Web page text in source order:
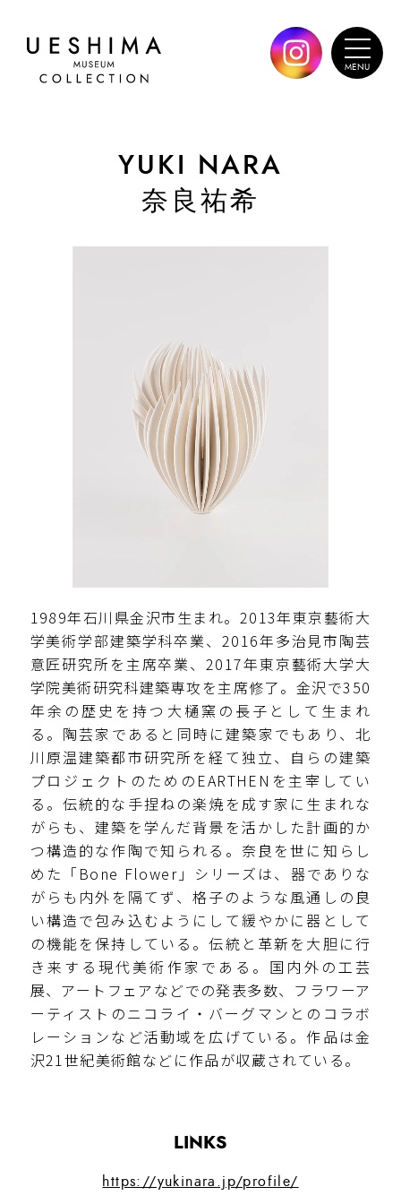
YUKI NARA
奈良祐希
1989年石川県金沢市生まれ。2013年東京藝術大
学美術学部建築学科卒業、2016年多治見市陶芸
意匠研究所を主席卒業、2017年東京藝術大学大
学院美術研究科建築専攻を主席修了。金沢で350
年余の歴史を持つ大樋窯の長子として生まれ
る。陶芸家であると同時に建築家でもあり、北
川原温建築都市研究所を経て独立、自らの建築
プロジェクトのためのEARTHENを主宰してい
る。伝統的な手捏ねの楽焼を成す家に生まれな
がらも、建築を学んだ背景を活かした計画的か
つ構造的な作陶で知られる。奈良を世に知らし
めた「Bone Flower」シリーズは、器でありな
がらも内外を隔てず、格子のような風通しの良
い構造で包み込むようにして緩やかに器として
の機能を保持している。伝統と革新を大胆に行
き来する現代美術作家である。国内外の工芸
展、アートフェアなどでの発表多数、フラワーア
ーティストのニコライ・バーグマンとのコラボ
レーションなど活動域を広げている。作品は金
沢21世紀美術館などに作品が収蔵されている。
LINKS
https://yukinara.jp/profile/